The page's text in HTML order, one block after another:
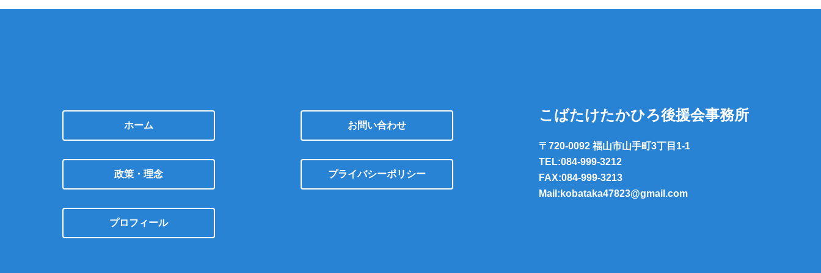
ホーム
政策・理念
プロフィール
お問い合わせ
プライバシーポリシー
こばたけたかひろ後援会事務所
〒720-0092 福山市山手町3丁目1-1
TEL:084-999-3212
FAX:084-999-3213
Mail:kobataka47823@gmail.com